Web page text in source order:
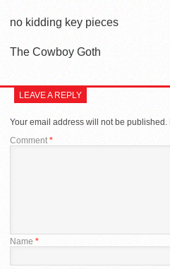
no kidding key pieces
The Cowboy Goth
LEAVE A REPLY
Your email address will not be published.
Comment*
Name *